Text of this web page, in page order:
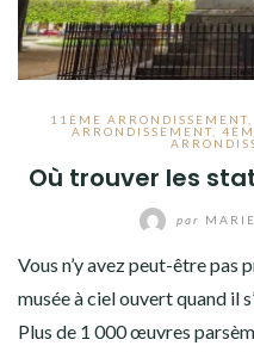
11ÈME ARRONDISSEMENT,
ARRONDISSEMENT
Où trouver les
par MARIE
Vous n’y avez peut-être pas
musée à ciel ouvert quand il
Plus de 1 000 œuvres